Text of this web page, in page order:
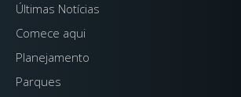
Últimas Notícias
Comece aqui
Planejamento
Parques